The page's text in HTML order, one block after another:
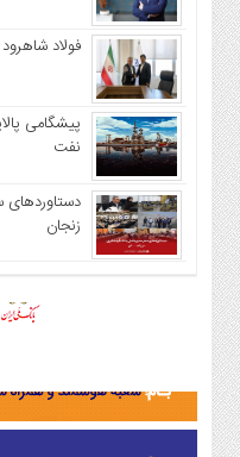
فولاد
پیشگامی
نفت
دستاوردهای
زنجان